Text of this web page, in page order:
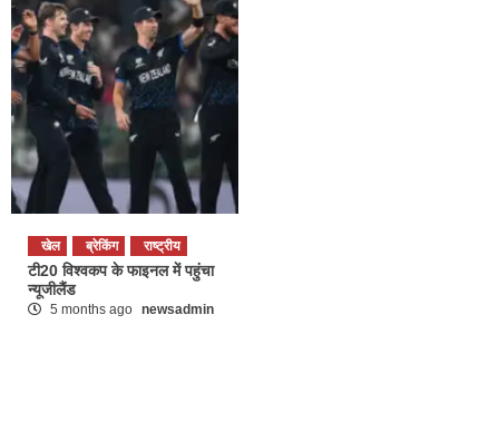
खेल ब्रेकिंग राष्ट्रीय
टी20 विश्वकप के फाइनल में पहुंचा
न्यूजीलैंड
5 months ago newsadmin